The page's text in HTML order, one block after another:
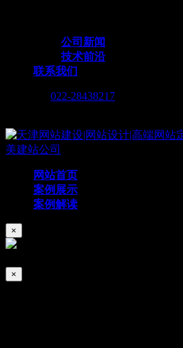
公司新闻
技术前沿
联系我们
022-28438217
网站首页
案例展示
案例解读
×
×